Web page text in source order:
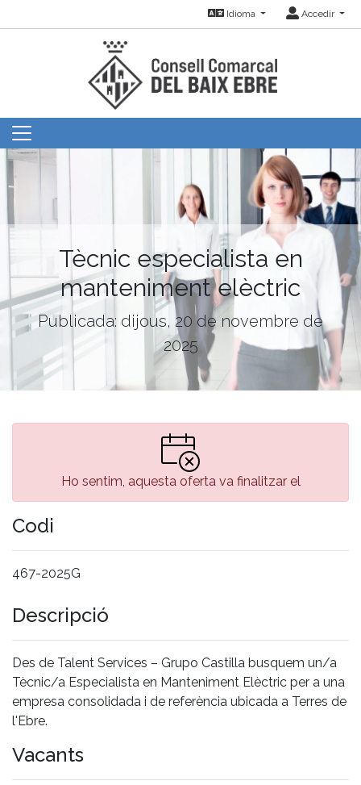
Idioma Accedir
Tècnic especialista en
manteniment elèctric
Publicada: dijous, 20 de novembre de
2025
Ho sentim, aquesta oferta va finalitzar el
Codi
467-2025G
Descripció
Des de Talent Services – Grupo Castilla busquem un/a
Tècnic/a Especialista en Manteniment Elèctric per a una
empresa consolidada i de referència ubicada a Terres de
l'Ebre.
Vacants